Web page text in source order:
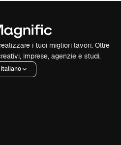
i tuoi migliori lavori. Oltre
imprese, agenzie e studi.
Italiano